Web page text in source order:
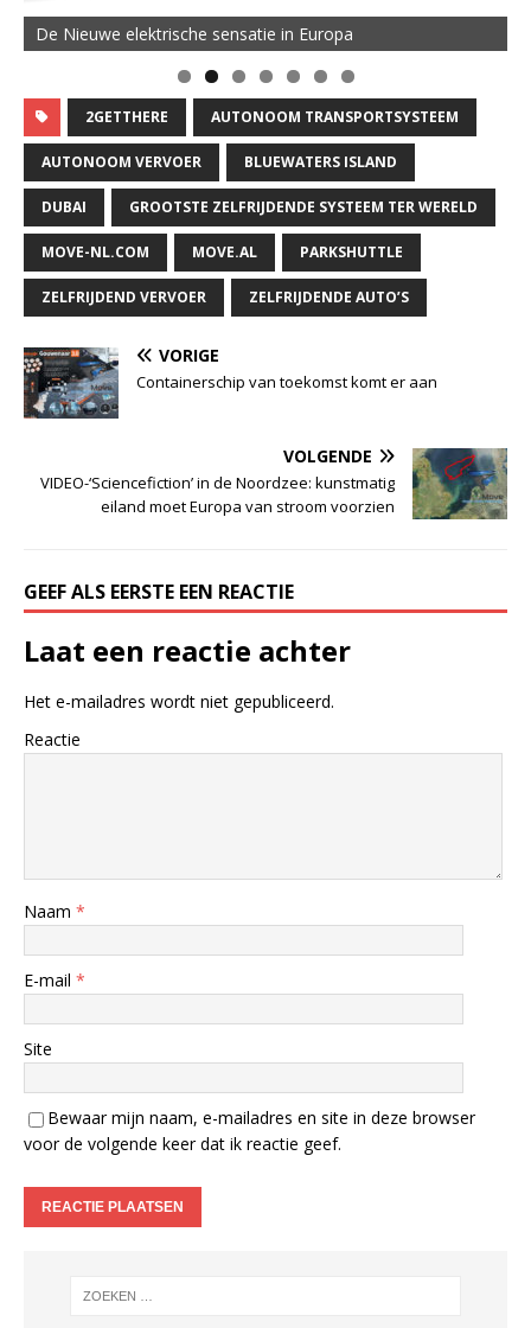
De Nieuwe elektrische sensatie in Europa
2GETTHERE AUTONOOM TRANSPORTSYSTEEM
AUTONOOM VERVOER BLUEWATERS ISLAND
DUBAI GROOTSTE ZELFRIJDENDE SYSTEEM TER WERELD
MOVE-NL.COM MOVE.AL PARKSHUTTLE
ZELFRIJDEND VERVOER ZELFRIJDENDE AUTO’S
VORIGE
Containerschip van toekomst komt er aan
VOLGENDE
VIDEO-‘Sciencefiction’ in de Noordzee: kunstmatig
eiland moet Europa van stroom voorzien
GEEF ALS EERSTE EEN REACTIE
Laat een reactie achter
Het e-mailadres wordt niet gepubliceerd.
Reactie
Naam *
E-mail *
Site
Bewaar mijn naam, e-mailadres en site in deze browser
voor de volgende keer dat ik reactie geef.